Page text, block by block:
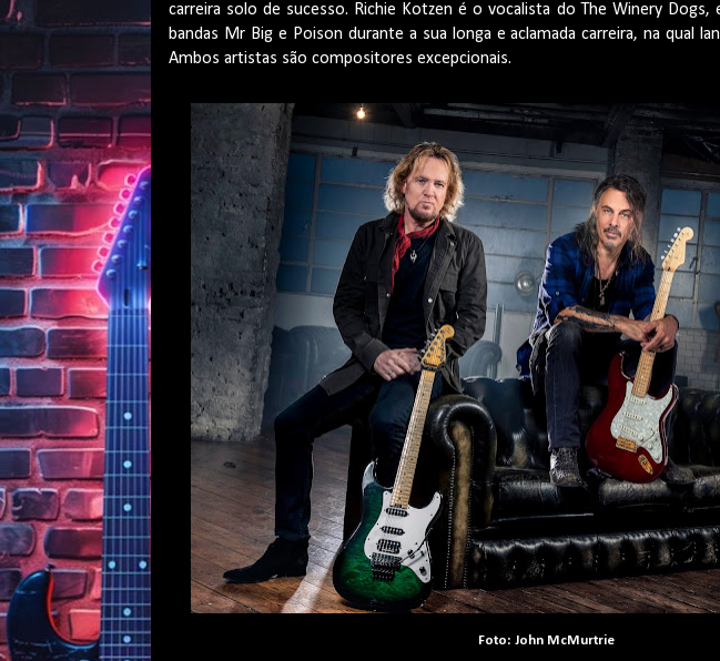
carreira solo de sucesso. Richie Kotzen é o vocalista do The Winery
bandas Mr Big e Poison durante a sua longa e aclamada carreira, na qual
Ambos artistas são compositores excepcionais.
Foto: John McMurtrie